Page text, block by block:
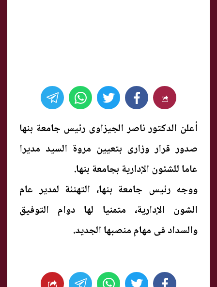
أعلن الدكتور ناصر الجيزاوى رئيس جامعة بنها
صدور قرار وزارى بتعيين مروة السيد مديرا
عاما للشئون الإدارية بجامعة بنها.
ووجه رئيس جامعة بنها، التهنئة لمدير عام
الشون الإدارية، متمنيا لها دوام التوفيق
والسداد فى مهام منصبها الجديد.